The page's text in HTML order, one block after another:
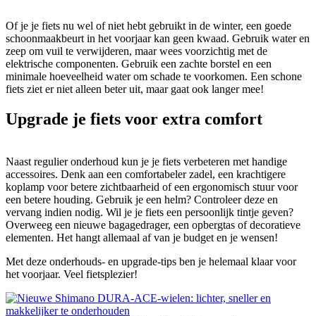
Of je je fiets nu wel of niet hebt gebruikt in de winter, een goede
schoonmaakbeurt in het voorjaar kan geen kwaad. Gebruik water en
zeep om vuil te verwijderen, maar wees voorzichtig met de
elektrische componenten. Gebruik een zachte borstel en een
minimale hoeveelheid water om schade te voorkomen. Een schone
fiets ziet er niet alleen beter uit, maar gaat ook langer mee!
Upgrade je fiets voor extra comfort
Naast regulier onderhoud kun je je fiets verbeteren met handige
accessoires. Denk aan een comfortabeler zadel, een krachtigere
koplamp voor betere zichtbaarheid of een ergonomisch stuur voor
een betere houding. Gebruik je een helm? Controleer deze en
vervang indien nodig. Wil je je fiets een persoonlijk tintje geven?
Overweeg een nieuwe bagagedrager, een opbergtas of decoratieve
elementen. Het hangt allemaal af van je budget en je wensen!
Met deze onderhouds- en upgrade-tips ben je helemaal klaar voor
het voorjaar. Veel fietsplezier!